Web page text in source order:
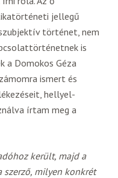
jellegű
történet, nem
is
a Domokos Géza
ismert és
hellyel-
írtam meg a
került, majd a
szerző, milyen konkrét